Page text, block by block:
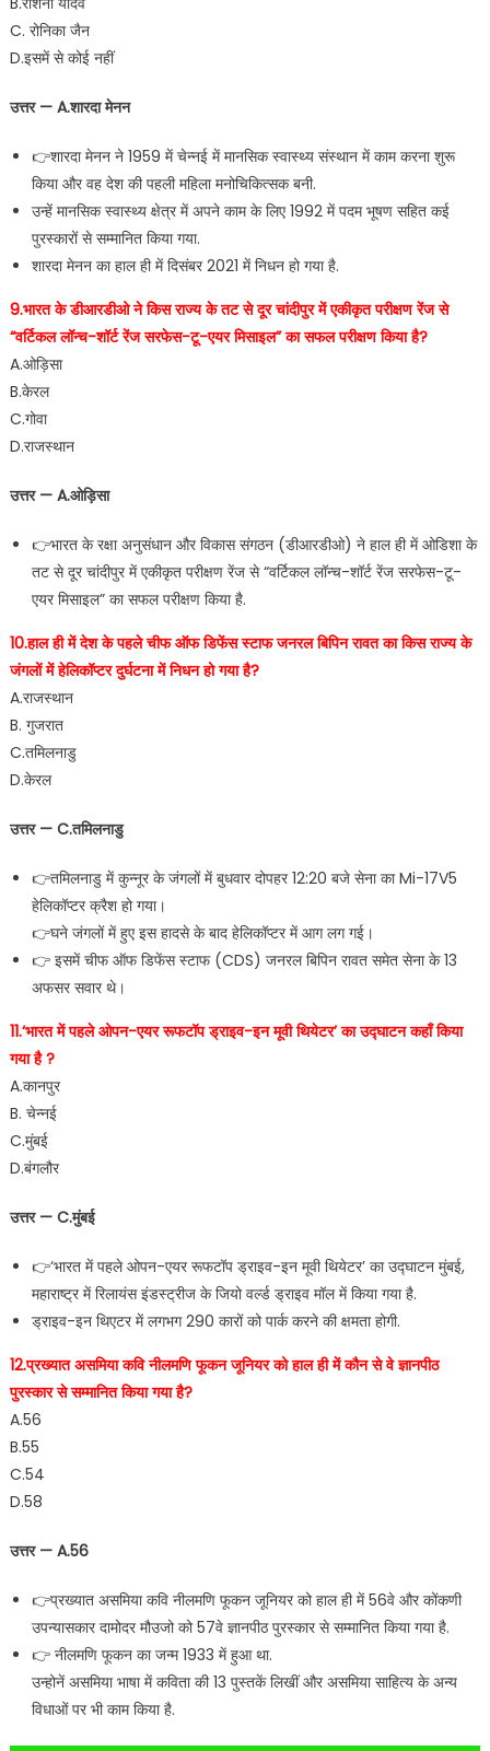
C. रोनिका जैन
D.इसमें से कोई नहीं
उत्तर — A.शारदा मेनन
👉शारदा मेनन ने 1959 में चेन्नई में मानसिक स्वास्थ्य संस्थान में काम करना शुरू
किया और वह देश की पहली महिला मनोचिकित्सक बनी.
उन्हें मानसिक स्वास्थ्य क्षेत्र में अपने काम के लिए 1992 में पदम भूषण सहित कई
पुरस्कारों से सम्मानित किया गया.
शारदा मेनन का हाल ही में दिसंबर 2021 में निधन हो गया है.
9.भारत के डीआरडीओ ने किस राज्य के तट से दूर चांदीपुर में एकीकृत परीक्षण रेंज से
“वर्टिकल लॉन्च-शॉर्ट रेंज सरफेस-टू-एयर मिसाइल” का सफल परीक्षण किया है?
A.ओड़िसा
B.केरल
C.गोवा
D.राजस्थान
उत्तर — A.ओड़िसा
👉भारत के रक्षा अनुसंधान और विकास संगठन (डीआरडीओ) ने हाल ही में ओडिशा के
तट से दूर चांदीपुर में एकीकृत परीक्षण रेंज से “वर्टिकल लॉन्च-शॉर्ट रेंज सरफेस-टू-
एयर मिसाइल” का सफल परीक्षण किया है.
10.हाल ही में देश के पहले चीफ ऑफ डिफेंस स्टाफ जनरल बिपिन रावत का किस राज्य के
जंगलों में हेलिकॉप्टर दुर्घटना में निधन हो गया है?
A.राजस्थान
B. गुजरात
C.तमिलनाडु
D.केरल
उत्तर — C.तमिलनाडु
👉तमिलनाडु में कुन्नूर के जंगलों में बुधवार दोपहर 12:20 बजे सेना का Mi-17V5
हेलिकॉप्टर क्रैश हो गया।
👉घने जंगलों में हुए इस हादसे के बाद हेलिकॉप्टर में आग लग गई।
👉 इसमें चीफ ऑफ डिफेंस स्टाफ (CDS) जनरल बिपिन रावत समेत सेना के 13
अफसर सवार थे।
11.‘भारत में पहले ओपन-एयर रूफटॉप ड्राइव-इन मूवी थियेटर’ का उद्घाटन कहाँ किया
गया है ?
A.कानपुर
B. चेन्नई
C.मुंबई
D.बंगलौर
उत्तर — C.मुंबई
👉‘भारत में पहले ओपन-एयर रूफटॉप ड्राइव-इन मूवी थियेटर’ का उद्घाटन मुंबई,
महाराष्ट्र में रिलायंस इंडस्ट्रीज के जियो वर्ल्ड ड्राइव मॉल में किया गया है.
ड्राइव-इन थिएटर में लगभग 290 कारों को पार्क करने की क्षमता होगी.
12.प्रख्यात असमिया कवि नीलमणि फूकन जूनियर को हाल ही में कौन से वे ज्ञानपीठ
पुरस्कार से सम्मानित किया गया है?
A.56
B.55
C.54
D.58
उत्तर — A.56
👉प्रख्यात असमिया कवि नीलमणि फूकन जूनियर को हाल ही में 56वे और कोंकणी
उपन्यासकार दामोदर मौउजो को 57वे ज्ञानपीठ पुरस्कार से सम्मानित किया गया है.
👉 नीलमणि फूकन का जन्म 1933 में हुआ था.
उन्होनें असमिया भाषा में कविता की 13 पुस्तकें लिखीं और असमिया साहित्य के अन्य
विधाओं पर भी काम किया है.